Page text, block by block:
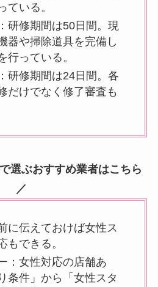
ている。
研修期間は50日間。現
器や掃除道具を完備し
行っている。
研修期間は24日間。各
だけでなく修了審査も
選ぶおすすめ業者はこちら
／
に伝えておけば女性ス
もできる。
：女性対応の店舗あ
条件」から「女性スタ